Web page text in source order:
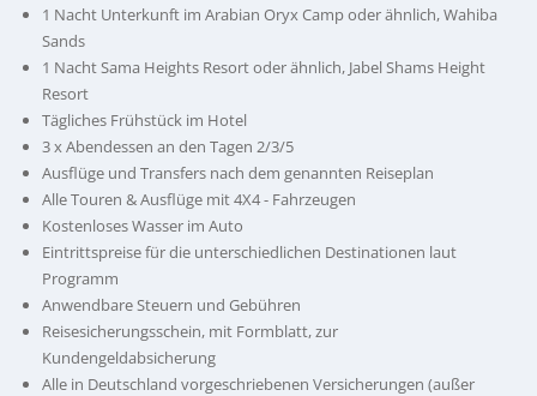
1 Nacht Unterkunft im Arabian Oryx Camp oder ähnlich, Wahiba
Sands
1 Nacht Sama Heights Resort oder ähnlich, Jabel Shams Height
Resort
Tägliches Frühstück im Hotel
3 x Abendessen an den Tagen 2/3/5
Ausflüge und Transfers nach dem genannten Reiseplan
Alle Touren & Ausflüge mit 4X4 - Fahrzeugen
Kostenloses Wasser im Auto
Eintrittspreise für die unterschiedlichen Destinationen laut
Programm
Anwendbare Steuern und Gebühren
Reisesicherungsschein, mit Formblatt, zur
Kundengeldabsicherung
Alle in Deutschland vorgeschriebenen Versicherungen (außer